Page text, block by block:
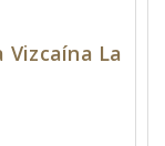
Vizcaína La